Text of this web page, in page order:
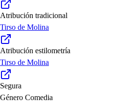
Atribución tradicional
Tirso de Molina
Atribución estilometría
Tirso de Molina
Segura
Género Comedia